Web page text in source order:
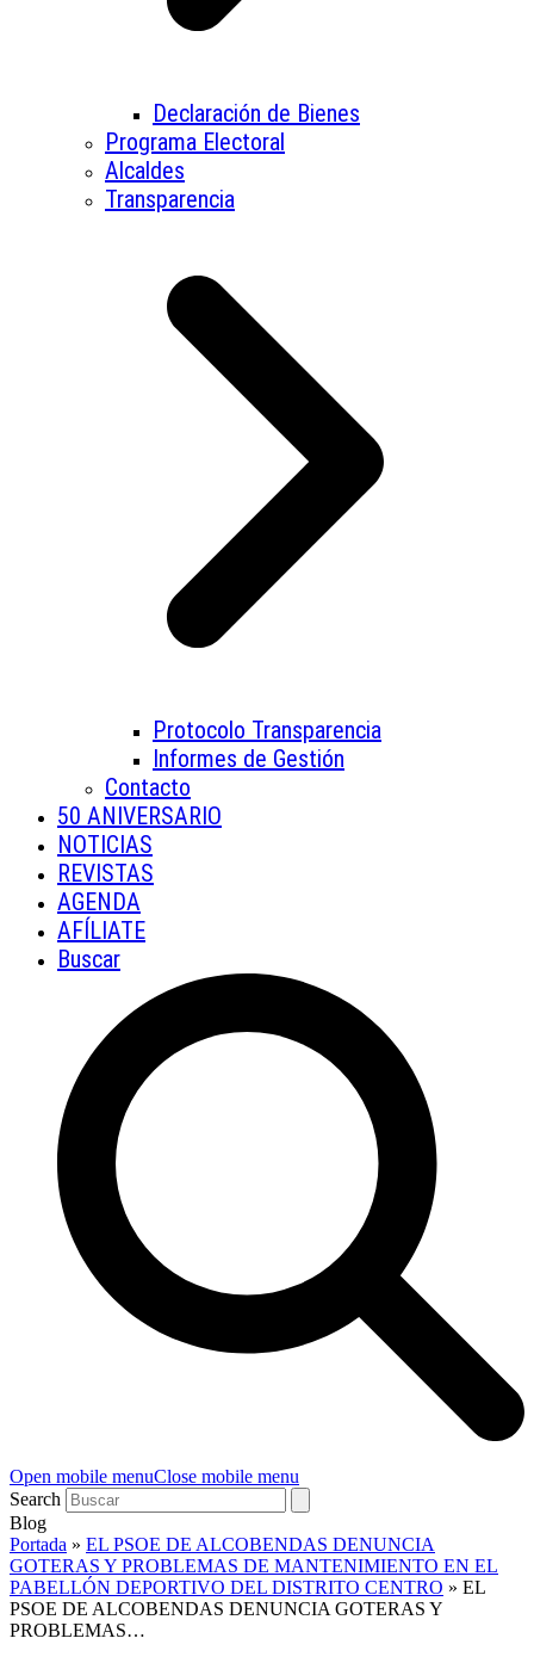
Declaración de Bienes
Programa Electoral
Alcaldes
Transparencia
Protocolo Transparencia
Informes de Gestión
Contacto
50 ANIVERSARIO
NOTICIAS
REVISTAS
AGENDA
AFÍLIATE
Buscar
Open mobile menuClose mobile menu
Search
Blog
Portada » EL PSOE DE ALCOBENDAS DENUNCIA
GOTERAS Y PROBLEMAS DE MANTENIMIENTO EN EL
PABELLÓN DEPORTIVO DEL DISTRITO CENTRO » EL
PSOE DE ALCOBENDAS DENUNCIA GOTERAS Y
PROBLEMAS…